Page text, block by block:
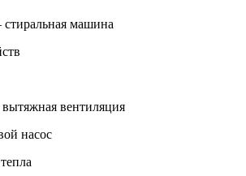
машина
вентиляция
насос